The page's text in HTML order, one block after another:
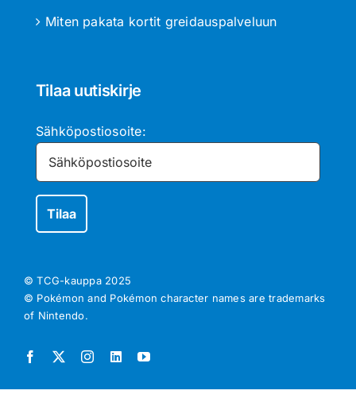
Miten pakata kortit greidauspalveluun
Tilaa uutiskirje
Sähköpostiosoite:
© TCG-kauppa 2025
© Pokémon and Pokémon character names are trademarks
of Nintendo.